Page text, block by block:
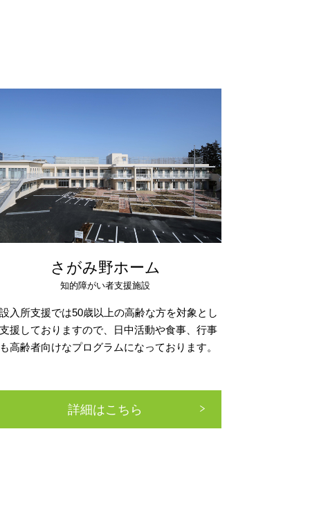
さがみ野ホーム
知的障がい者支援施設
入所支援では50歳以上の高齢な方を対象とし
援しておりますので、日中活動や食事、行事
高齢者向けなプログラムになっております。
詳細はこちら